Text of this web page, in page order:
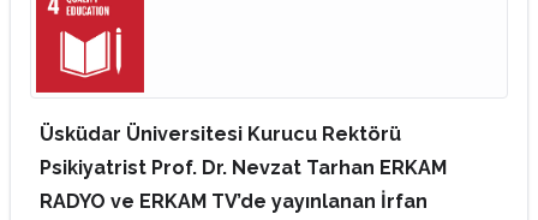
Üsküdar Üniversitesi Kurucu Rektörü
Psikiyatrist Prof. Dr. Nevzat Tarhan ERKAM
RADYO ve ERKAM TV’de yayınlanan İrfan